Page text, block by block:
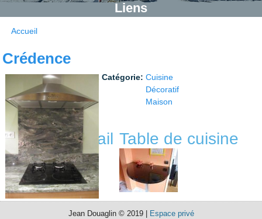
Liens
Accueil
Crédence
Précédent Pause Suivant Catégorie:Cuisine
Décoratif
Maison
Produits voisins:
Plan de travail Table de cuisine
Jean Douaglin © 2019 | Espace privé